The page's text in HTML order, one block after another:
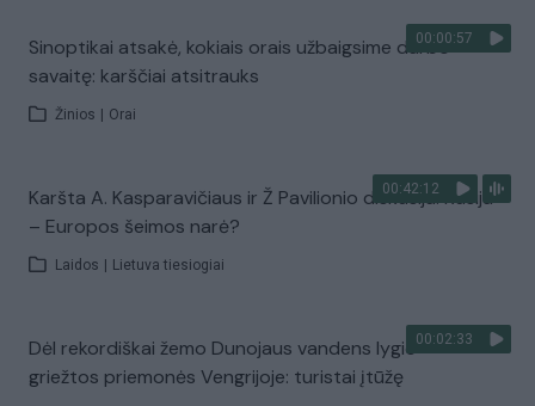
00:00:57
Sinoptikai atsakė, kokiais orais užbaigsime darbo
savaitę: karščiai atsitrauks
Žinios Orai
00:42:12
Karšta A. Kasparavičiaus ir Ž Pavilionio diskusija: Rusija
– Europos šeimos narė?
Laidos Lietuva tiesiogiai
00:02:33
Dėl rekordiškai žemo Dunojaus vandens lygio –
griežtos priemonės Vengrijoje: turistai įtūžę